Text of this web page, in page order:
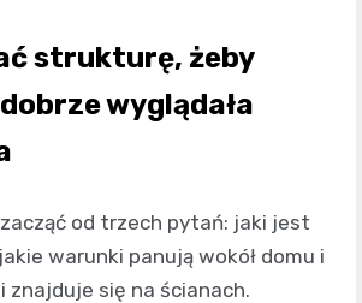
strukturę, żeby
wyglądała
od trzech pytań: jaki jest
warunki panują wokół domu i
znajduje się na ścianach.